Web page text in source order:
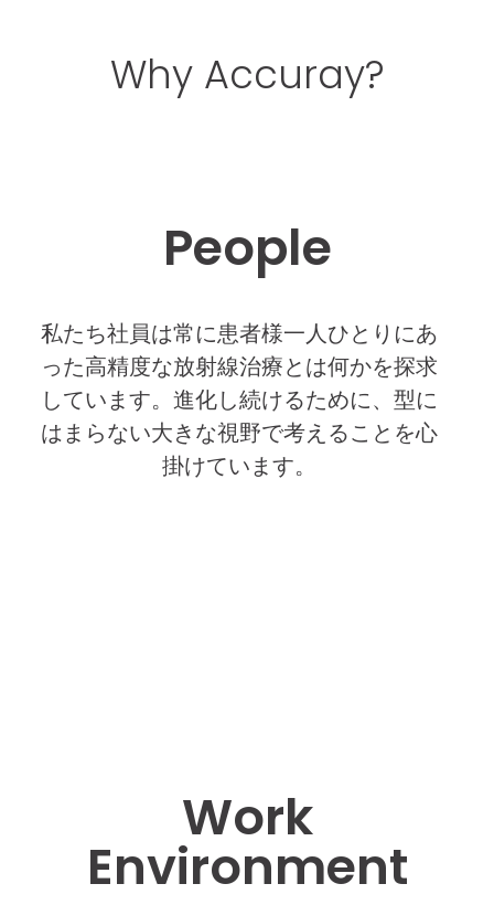
あり、まだまだ発展
の余地を持つ、常に
Why Accuray?
People
私たち社員は常に患者様一人ひとりにあ
った高精度な放射線治療とは何かを探求
しています。進化し続けるために、型に
はまらない大きな視野で考えることを心
掛けています。
Work
Environment